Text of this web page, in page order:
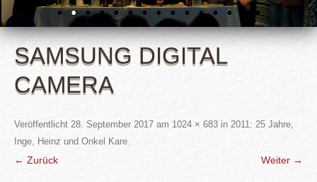
SAMSUNG DIGITAL
CAMERA
Veröffentlicht 28. September 2017 am 1024 × 683 in 2011: 25 Jahre,
Inge, Heinz und Onkel Kare.
← Zurück Weiter →